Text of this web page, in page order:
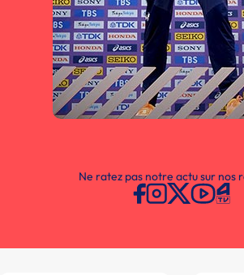
Ne ratez pas notre actu sur nos